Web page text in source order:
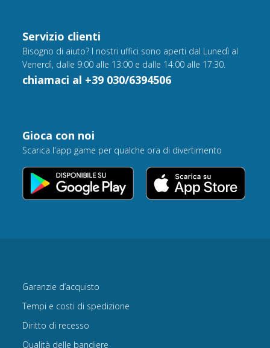
Servizio clienti
Bisogno di aiuto? I nostri uffici sono aperti dal Lunedì al
Venerdì, dalle 9:00 alle 13:00 e dalle 14:00 alle 17:30.
chiamaci al +39 030/6394506
Gioca con noi
Scarica l'app game per qualche ora di divertimento
Garanzie d’acquisto
Tempi e costi di spedizione
Diritto di recesso
Qualità delle bandiere